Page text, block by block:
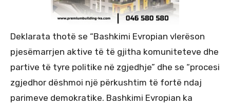
Deklarata thotë se “Bashkimi Evropian vlerëson
pjesëmarrjen aktive të të gjitha komuniteteve dhe
partive të tyre politike në zgjedhje” dhe se “procesi
zgjedhor dëshmoi një përkushtim të fortë ndaj
parimeve demokratike. Bashkimi Evropian ka